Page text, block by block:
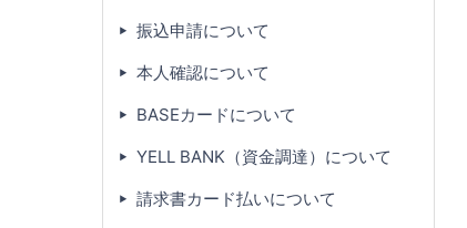
振込申請について
本人確認について
BASEカードについて
YELL BANK（資金調達）について
請求書カード払いについて